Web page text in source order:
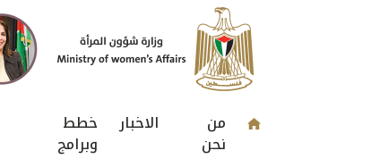
من
نحن
الاخبار خطط
وبرامج